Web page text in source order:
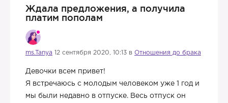
Ждала предложения, а получила
платим пополам
ms.Tanya 12 сентября 2020, 10:13 в Отношения до брака
Девочки всем привет!
Я встречаюсь с молодым человеком уже 1 год и
мы были недавно в отпуске. Весь отпуск он